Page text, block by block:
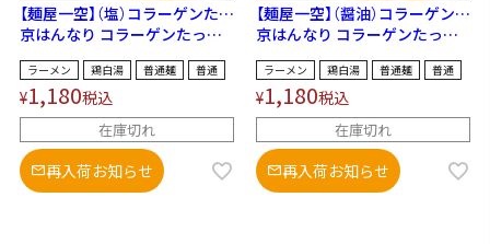
【麺屋一空】（塩）コラーゲンたっ
ぷりで女性にも人気！
京はんなり コラーゲンたっぷ
ラーメン 鶏白湯 普通麺 普通
¥1,180税込
在庫切れ
再入荷お知らせ
【麺屋一空】（醤油）コラーゲンた
っぷりで女性にも人気！
京はんなり コラーゲンたっぷ
ラーメン 鶏白湯 普通麺 普通
¥1,180税込
在庫切れ
再入荷お知らせ